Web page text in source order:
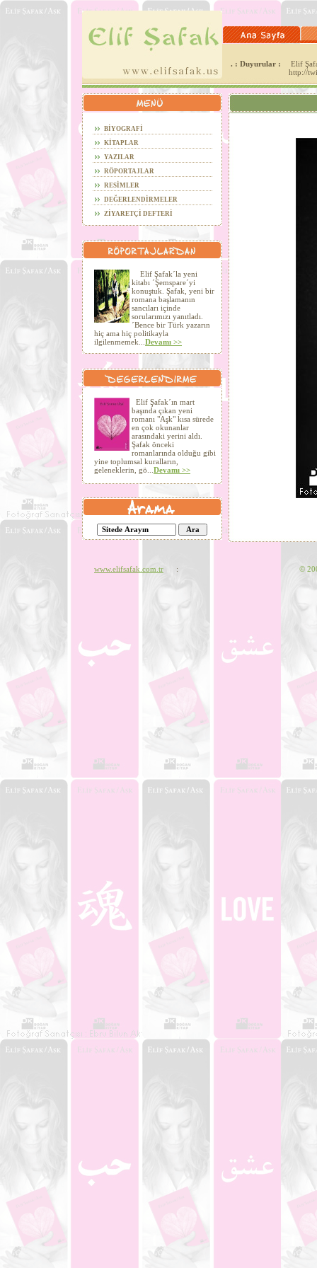
. : Duyurular :
Elif
http://
BİYOGRAFİ
KİTAPLAR
YAZILAR
RÖPORTAJLAR
RESİMLER
DEĞERLENDİRMELER
ZİYARETÇİ DEFTERİ
Elif Şafak´la yeni
kitabı ´Şemspare´yi
konuştuk. Şafak, yeni bir
romana başlamanın
sancıları içinde
sorularımızı yanıtladı.
´Bence bir Türk yazarın
hiç ama hiç politikayla
ilgilenmemek... Devamı >>
Elif Şafak´ın mart
başında çıkan yeni
romanı "Aşk" kısa sürede
en çok okunanlar
arasındaki yerini aldı.
Şafak önceki
romanlarında olduğu gibi
yine toplumsal kuralların,
geleneklerin, gö... Devamı >>
www.elifsafak.com.tr : ©